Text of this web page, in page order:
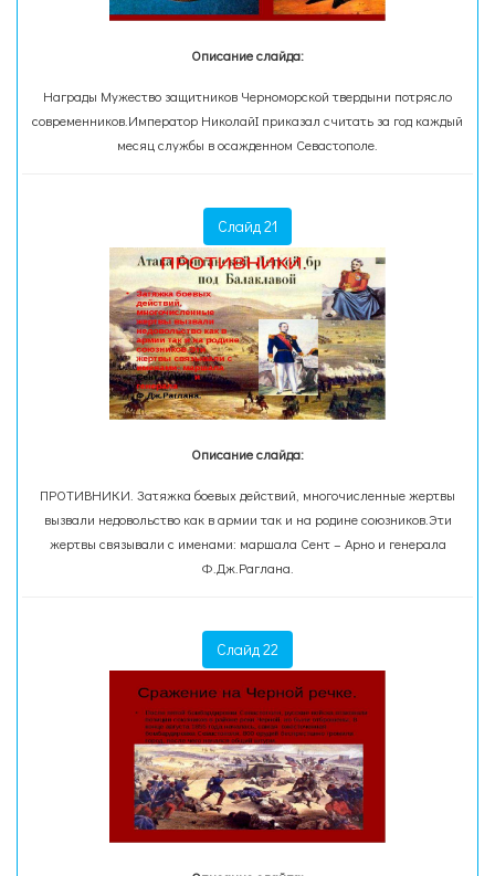
Описание слайда:
Награды Мужество защитников Черноморской твердыни потрясло
современников.Император НиколайI приказал считать за год каждый
месяц службы в осажденном Севастополе.
Слайд 21
Описание слайда:
ПРОТИВНИКИ. Затяжка боевых действий, многочисленные жертвы
вызвали недовольство как в армии так и на родине союзников.Эти
жертвы связывали с именами: маршала Сент – Арно и генерала
Ф.Дж.Раглана.
Слайд 22